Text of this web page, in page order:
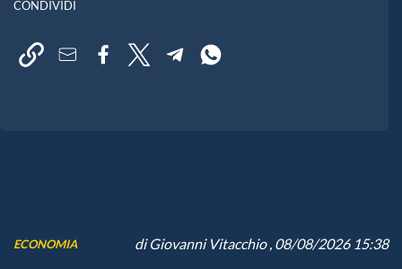
CONDIVIDI
ECONOMIA diGiovanni Vitacchio, 08/08/2026 15:38